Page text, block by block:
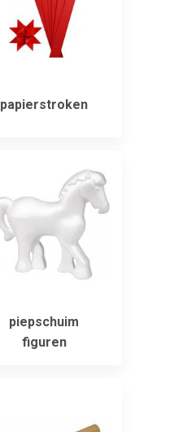
papierstroken
piepschuim
figuren